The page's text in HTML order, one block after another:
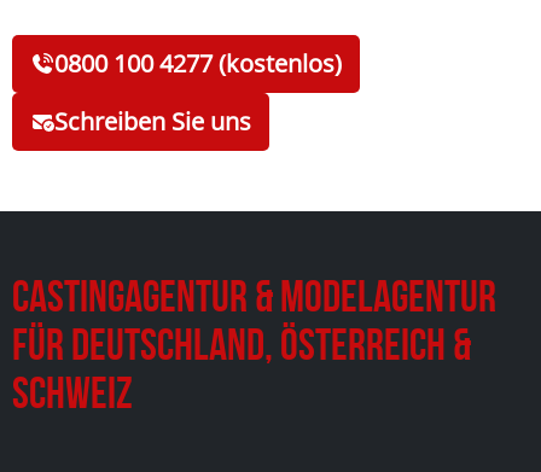
0800 100 4277 (kostenlos)
Schreiben Sie uns
Castingagentur & Modelagentur
für Deutschland, Österreich &
Schweiz